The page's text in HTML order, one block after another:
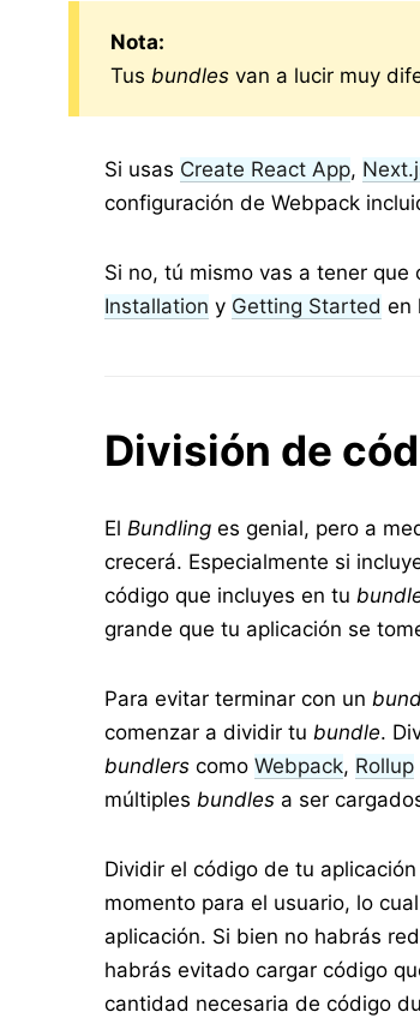
Nota:
Tusbundles van a lucir muy
Si usas Create React App,
configuración de Webpack
Si no, tú mismo vas a tener
Installation y Getting Started en
División de
ElBundling es genial, pero a
crecerá. Especialmente si
código que incluyes en tu
grande que tu aplicación se
Para evitar terminar con un
comenzar a dividir tubundle.
bundlers comoWebpack, Rollup
múltiplesbundles a ser
Dividir el código de tu
momento para el usuario, lo
aplicación. Si bien no habrás
habrás evitado cargar código
cantidad necesaria de código